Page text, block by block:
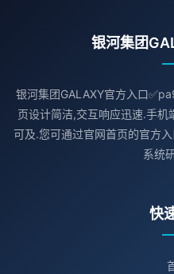
银河集团
银河集团GALAXY官方入口
页设计简洁,交互响应迅速.手
可及.您可通过官网首页的官方
系统
快